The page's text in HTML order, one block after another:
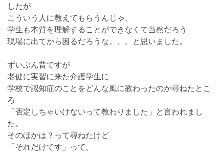
したが
こういう人に教えてもらうんじゃ、
学生も本質を理解することができなくて当然だろう
現場に出てから困るだろうな。。。と思いました。
ずいぶん昔ですが
老健に実習に来た介護学生に
学校で認知症のことをどんな風に教わったのか尋ねたとこ
ろ
「否定しちゃいけないって教わりました」と言われまし
た。
そのほかは？って尋ねたけど
「それだけです」って。